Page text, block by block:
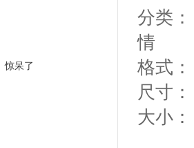
分类：
情
格式：
尺寸：
大小：